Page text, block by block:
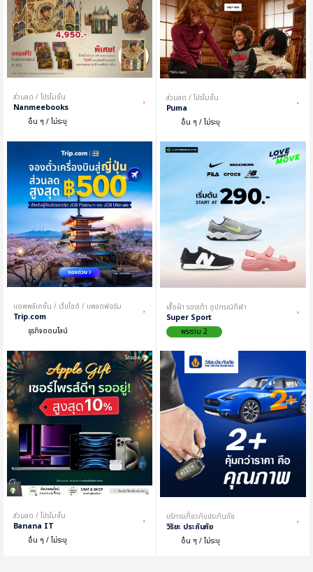
ส่วนลด / โปรโมชั่น
Nanmeebooks
อื่น ๆ / ไม่ระบุ
ส่วนลด / โปรโมชั่น
Puma
อื่น ๆ / ไม่ระบุ
แอพพลิเคชั่น / เว็บไซต์ / แพลตฟอร์ม
Trip.com
ธุรกิจออนไลน์
เสื้อผ้า รองเท้า อุปกรณ์กีฬา
Super Sport
พระราม 2
ส่วนลด / โปรโมชั่น
Banana IT
อื่น ๆ / ไม่ระบุ
บริการเกี่ยวกับประกันภัย
วิริยะ ประกันภัย
อื่น ๆ / ไม่ระบุ